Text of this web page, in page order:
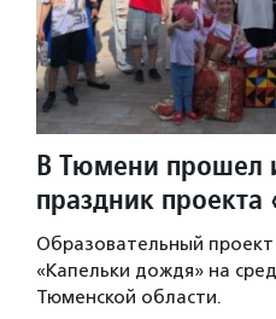
В Тюмени прошел
праздник
Образовательный
«Капельки дождя» на
Тюменской области.